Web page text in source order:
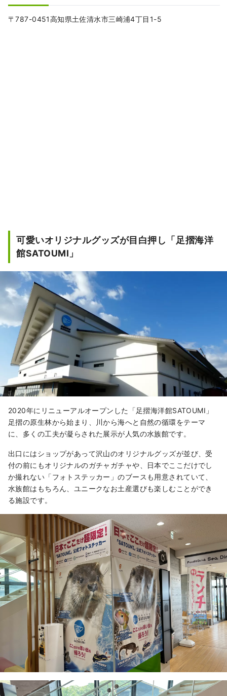
〒787-0451高知県土佐清水市三崎浦4丁目1-5
可愛いオリジナルグッズが目白押し「足摺海洋
館SATOUMI」
2020年にリニューアルオープンした「足摺海洋館SATOUMI」
足摺の原生林から始まり、川から海へと自然の循環をテーマ
に、多くの工夫が凝らされた展示が人気の水族館です。
出口にはショップがあって沢山のオリジナルグッズが並び、受
付の前にもオリジナルのガチャガチャや、日本でここだけでし
か撮れない「フォトステッカー」のブースも用意されていて、
水族館はもちろん、ユニークなお土産選びも楽しむことができ
る施設です。